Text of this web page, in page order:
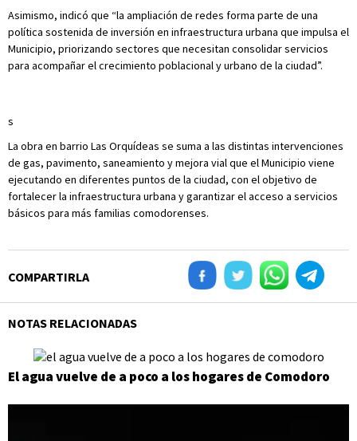
Asimismo, indicó que “la ampliación de redes forma parte de una
política sostenida de inversión en infraestructura urbana que impulsa el
Municipio, priorizando sectores que necesitan consolidar servicios
para acompañar el crecimiento poblacional y urbano de la ciudad”.
s
La obra en barrio Las Orquídeas se suma a las distintas intervenciones
de gas, pavimento, saneamiento y mejora vial que el Municipio viene
ejecutando en diferentes puntos de la ciudad, con el objetivo de
fortalecer la infraestructura urbana y garantizar el acceso a servicios
básicos para más familias comodorenses.
COMPARTIRLA
NOTAS RELACIONADAS
El agua vuelve de a poco a los hogares de Comodoro